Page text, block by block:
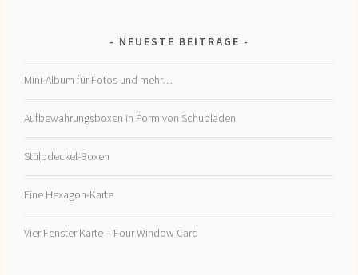
NEUESTE BEITRÄGE
Mini-Album für Fotos und mehr…
Aufbewahrungsboxen in Form von Schubladen
Stülpdeckel-Boxen
Eine Hexagon-Karte
Vier Fenster Karte – Four Window Card